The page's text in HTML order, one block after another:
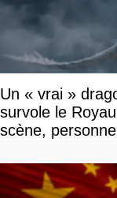
Un « vrai »
survole le
scène,